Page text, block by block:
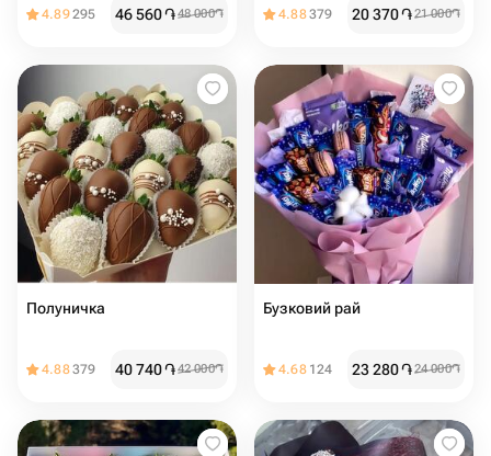
4.89295 46 560֏48 000֏ 4.88379 20 370֏21 000֏
Полуничка
4.88379 40 740֏42 000֏
Бузковий рай
4.68 124 23 280֏24 000֏